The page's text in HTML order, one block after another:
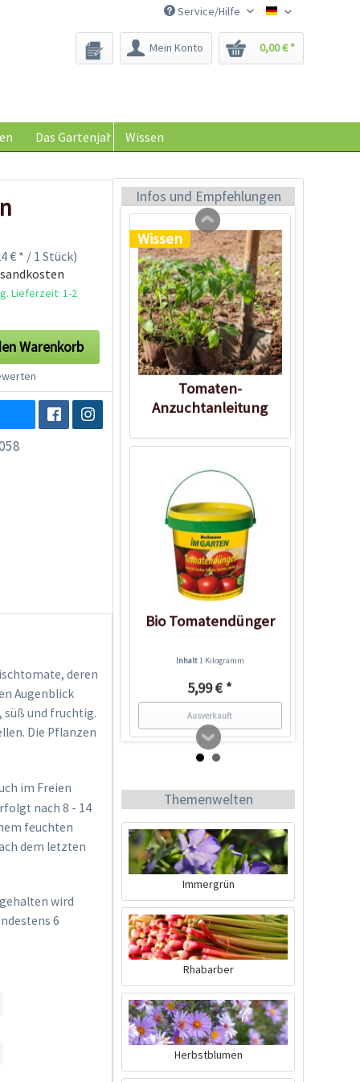
Saatgut-Biene
Service/Hilfe
Mein Konto 0,00 € *
Das Gartenjahr Wissen
€ * / 1 Stück)
Lieferzeit: 1-2
Warenkorb
deren
Augenblick
süß und fruchtig.
Die Pflanzen
im Freien
nach 8 - 14
feuchten
dem letzten
wird
6
Infos und Empfehlungen
39,90 € *
Wissen
Tomaten-
Anzuchtanleitung
Bio Tomatendünger
Inhalt1 Kilogramm
5,99 € *
Ausverkauft
Tomato Buddy
Inhalt1 Stück
19,99 € *
Jetzt bestellen
Themenwelten
Immergrün
Rhabarber
Herbstblumen